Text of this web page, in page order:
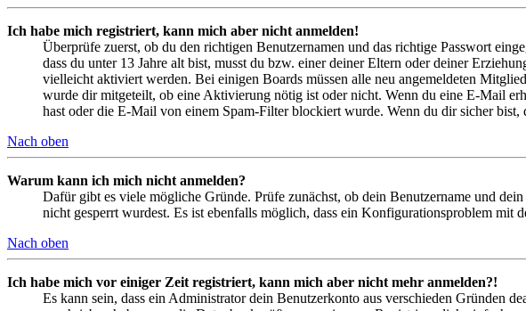
Ich habe mich registriert, kann mich aber nicht anmelden!
Überprüfe zuerst, ob du den richtigen Benutzernamen und das richtige Passwort
dass du unter 13 Jahre alt bist, musst du bzw. einer deiner Eltern oder deiner
vielleicht aktiviert werden. Bei einigen Boards müssen alle neu angemeldeten
wurde dir mitgeteilt, ob eine Aktivierung nötig ist oder nicht. Wenn du eine E-Mail
hast oder die E-Mail von einem Spam-Filter blockiert wurde. Wenn du dir sicher
Nach oben
Warum kann ich mich nicht anmelden?
Dafür gibt es viele mögliche Gründe. Prüfe zunächst, ob dein Benutzername und
nicht gesperrt wurdest. Es ist ebenfalls möglich, dass ein Konfigurationsproblem mit
Nach oben
Ich habe mich vor einiger Zeit registriert, kann mich aber nicht mehr anmelden?!
Es kann sein, dass ein Administrator dein Benutzerkonto aus verschieden Gründen